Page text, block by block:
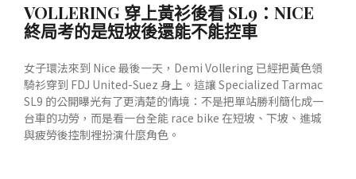
VOLLERING 穿上黃衫後看 SL9：NICE
終局考的是短坡後還能不能控車
女子環法來到 Nice 最後一天，Demi Vollering 已經把黃色領
騎衫穿到 FDJ United-Suez 身上。這讓 Specialized Tarmac
SL9 的公開曝光有了更清楚的情境：不是把單站勝利簡化成一
台車的功勞，而是看一台全能 race bike 在短坡、下坡、進城
與疲勞後控制裡扮演什麼角色。